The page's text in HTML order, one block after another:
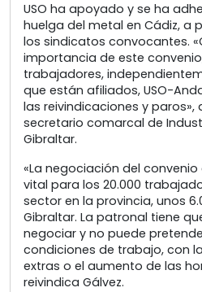
USO ha apoyado y se ha
huelga del metal en Cádiz, a
los sindicatos convocantes.
importancia de este
trabajadores,
que están afiliados, USO-
las reivindicaciones y paros»,
secretario comarcal de
Gibraltar.
«La negociación del
vital para los 20.000
sector en la provincia, unos
Gibraltar. La patronal tiene
negociar y no puede
condiciones de trabajo, con
extras o el aumento de las
reivindica Gálvez.